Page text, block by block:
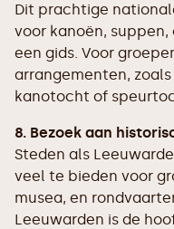
Dit prachtige
voor kanoën,
een gids. Voor
arrangementen,
kanotocht of
8. Bezoek aan
Steden als
veel te bieden voor
musea, en
Leeuwarden is de